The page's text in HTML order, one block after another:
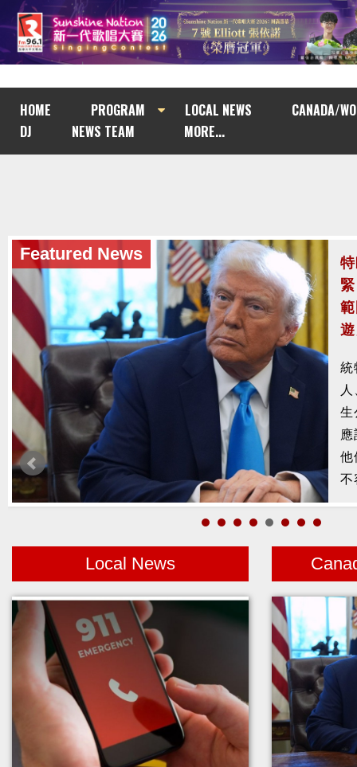
HOME PROGRAM LOCAL NEWS
CANADA/
DJ
NEWS TEAM MORE...
Featured News
槍
示
者
Local News